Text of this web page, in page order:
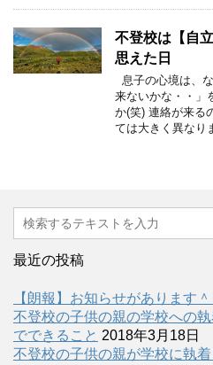
不登校は【自
思えた日
息子の心境は、
来ないかな・・」
か(笑) 連絡が来る
ては大きく異なり
最近の投稿
【朗報】お知らせがあります＾
不登校の子供の親の学校への
でできること 2018年3月18日
不登校の子供の親が学校に執